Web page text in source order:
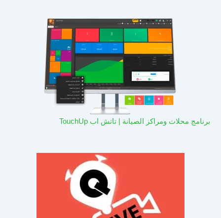
برنامج محلات ومراكز الصيانة | تاتش اب TouchUp